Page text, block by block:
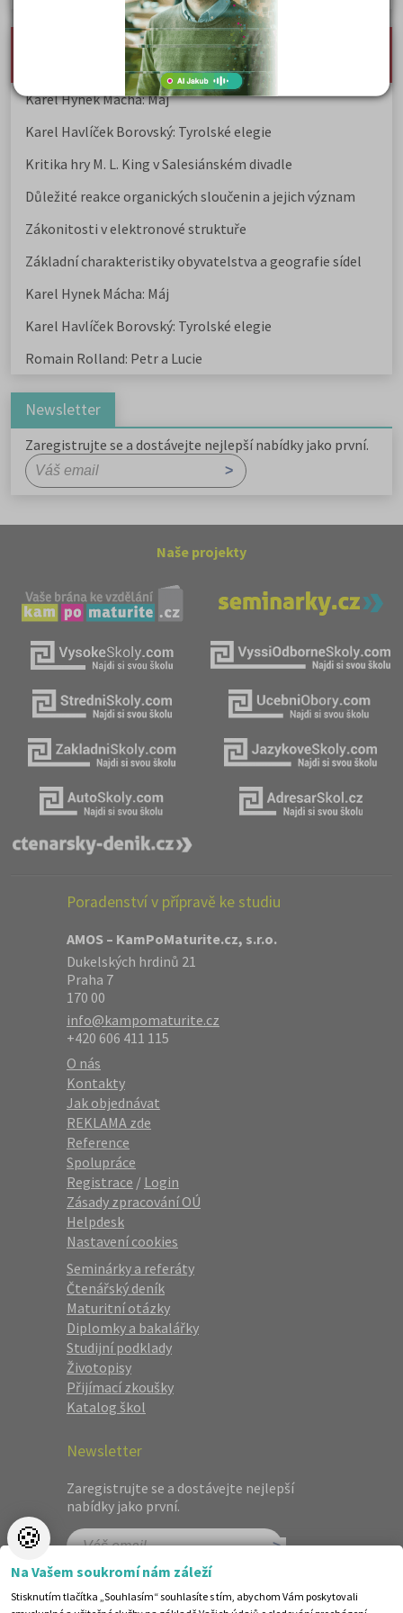
nejnovější seminárky, maturitní otázky a čtenářsky
Karel Hynek Mácha: Máj
Karel Havlíček Borovský: Tyrolské elegie
Kritika hry M. L. King v Salesiánském divadle
Důležité reakce organických sloučenin a jejich význam
Zákonitosti v elektronové struktuře
Základní charakteristiky obyvatelstva a geografie sídel
Karel Hynek Mácha: Máj
Karel Havlíček Borovský: Tyrolské elegie
Romain Rolland: Petr a Lucie
Newsletter
Zaregistrujte se a dostávejte nejlepší nabídky jako první.
Naše projekty
Poradenství v přípravě ke studiu
AMOS – KamPoMaturite.cz, s.r.o.
Dukelských hrdinů 21
Praha 7
170 00
info@kampomaturite.cz
+420 606 411 115
O nás
Kontakty
Jak objednávat
REKLAMA zde
Reference
Spolupráce
Registrace / Login
Zásady zpracování OÚ
Helpdesk
Nastavení cookies
Seminárky a referáty
Čtenářský deník
Maturitní otázky
Diplomky a bakalářky
Studijní podklady
Životopisy
Přijímací zkoušky
Katalog škol
Newsletter
Zaregistrujte se a dostávejte nejlepší
nabídky jako první.
🍪
Na Vašem soukromí nám záleží
Stisknutím tlačítka „Souhlasím“ souhlasíte s tím, abychom Vám poskytovali